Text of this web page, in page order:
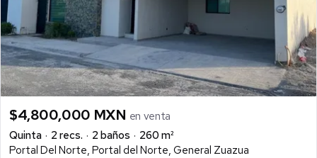
$4,800,000 MXN en venta
Quinta
2 recs. 2 baños
260 m²
Portal Del Norte, Portal del Norte, General Zuazua